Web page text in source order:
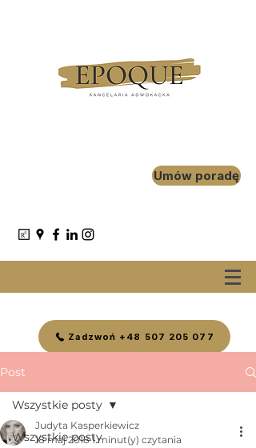
Umów poradę
Zadzwoń +48 507 205 077
Post
Wszystkie posty
Wszystkie posty
Judyta Kasperkiewicz
18 maj 2018 1 minut(y) czytania